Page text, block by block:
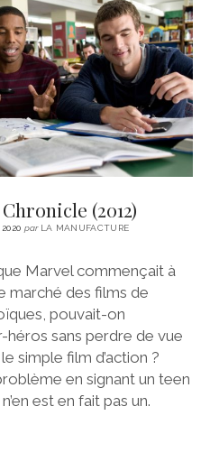
emailemail-
form
(2012)
parLA MANUFACTURE
Marvel commençait à
marché des films de
pouvait-on
sans perdre de vue
simple film d’action ?
en signant un teen
est en fait pas un.